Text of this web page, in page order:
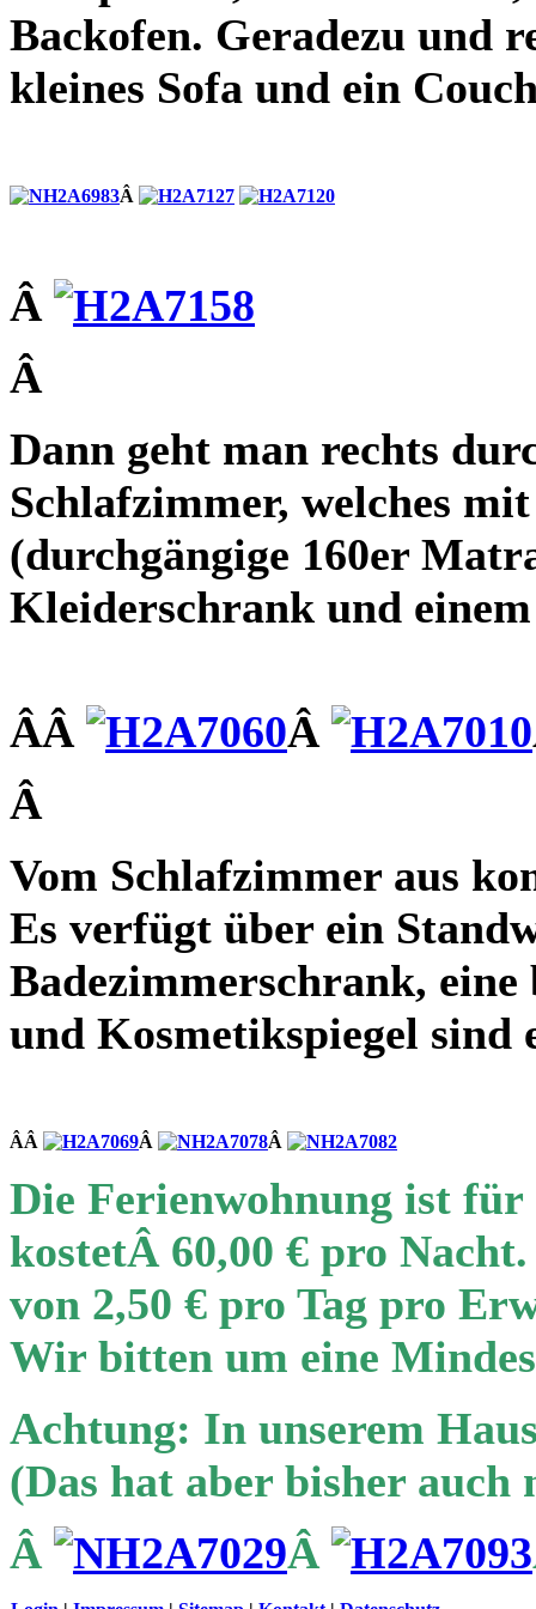
Backofen. Geradezu und
kleines Sofa und ein
Â
Â
Â
Dann geht man rechts
Schlafzimmer, welches
(durchgängige 160er
Kleiderschrank und
ÂÂ Â
Â
Vom Schlafzimmer aus
Es verfügt über ein
Badezimmerschrank, eine
und Kosmetikspiegel sind
ÂÂ Â Â
Die Ferienwohnung ist für
kostetÂ 60,00 € pro Nacht
von 2,50 € pro Tag pro
Wir bitten um eine
Achtung: In unserem
(Das hat aber bisher auch
Â
Â